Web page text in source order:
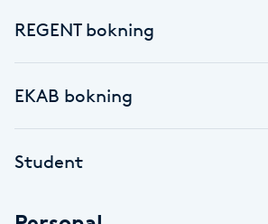
Hårborttagning
Hårförlängning
REGENT bokning
EKAB bokning
Student